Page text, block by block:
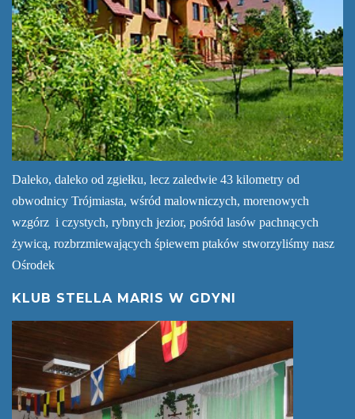
Daleko, daleko od zgiełku, lecz zaledwie 43 kilometry od
obwodnicy Trójmiasta, wśród malowniczych, morenowych
wzgórz i czystych, rybnych jezior, pośród lasów pachnących
żywicą, rozbrzmiewających śpiewem ptaków stworzyliśmy nasz
Ośrodek
KLUB STELLA MARIS W GDYNI